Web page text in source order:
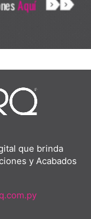
que brinda
y Acabados